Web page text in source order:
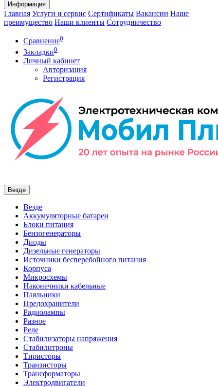
Информация
Главная Услуги и сервис Сертификаты Вакансии Наше
преимущество Наши клиенты Сотрудничество
Сравнение0
Закладки0
Личный кабинет
Авторизация
Регистрация
Везде
Везде
Аккумуляторные батареи
Блоки питания
Бензогенераторы
Диоды
Дизельные генераторы
Источники бесперебойного питания
Корпуса
Микросхемы
Наконечники кабельные
Паяльники
Предохранители
Радиолампы
Разное
Реле
Стабилизаторы напряжения
Стабилитроны
Тиристоры
Транзисторы
Трансформаторы
Электродвигатели